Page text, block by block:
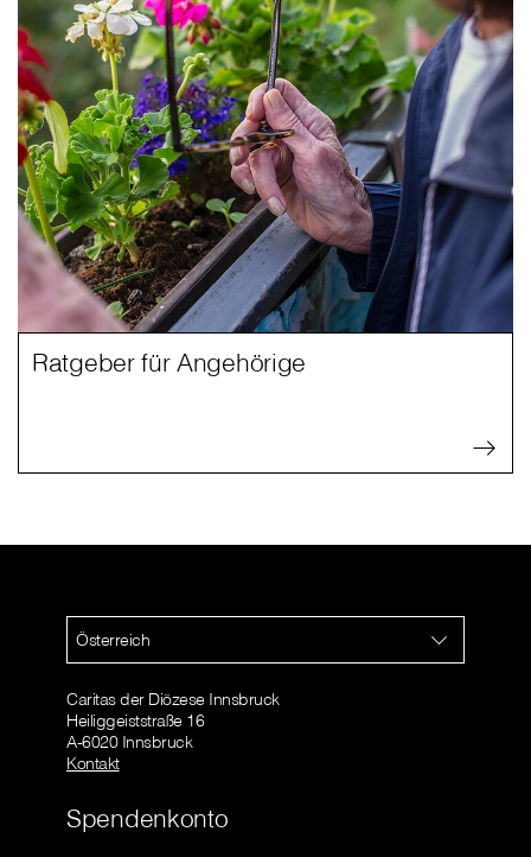
Ratgeber für Angehörige
Österreich
Caritas der Diözese Innsbruck
Heiliggeiststraße 16
A-6020 Innsbruck
Kontakt
Spendenkonto